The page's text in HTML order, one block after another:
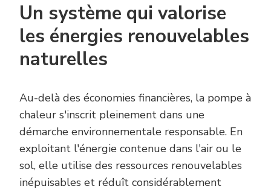
Un système qui valorise
les énergies renouvelables
naturelles
Au-delà des économies financières, la pompe à
chaleur s'inscrit pleinement dans une
démarche environnementale responsable. En
exploitant l'énergie contenue dans l'air ou le
sol, elle utilise des ressources renouvelables
inépuisables et réduît considérablement